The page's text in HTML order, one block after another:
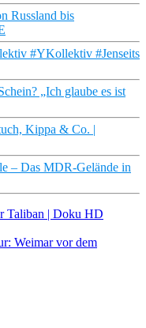
Russland bis
#YKollektiv #Jenseits
„Ich glaube es ist
Kippa & Co. |
– Das MDR-Gelände in
Taliban | Doku HD
Weimar vor dem